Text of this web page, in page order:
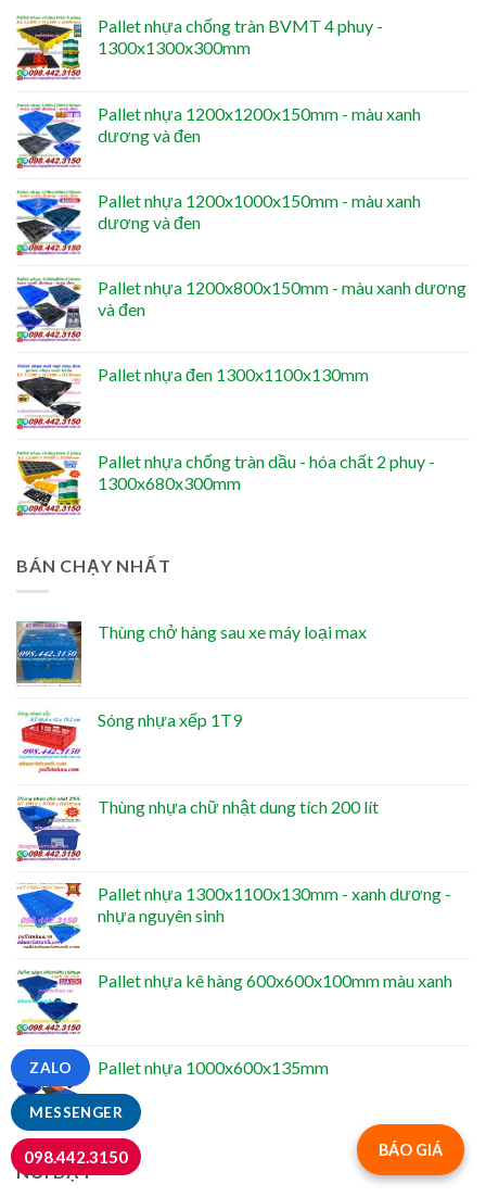
Pallet nhựa chống tràn BVMT 4 phuy -
1300x1300x300mm
Pallet nhựa 1200x1200x150mm - màu xanh
dương và đen
Pallet nhựa 1200x1000x150mm - màu xanh
dương và đen
Pallet nhựa 1200x800x150mm - màu xanh dương
và đen
Pallet nhựa đen 1300x1100x130mm
Pallet nhựa chống tràn dầu - hóa chất 2 phuy -
1300x680x300mm
BÁN CHẠY NHẤT
Thùng chở hàng sau xe máy loại max
Sóng nhựa xếp 1T9
Thùng nhựa chữ nhật dung tích 200 lít
Pallet nhựa 1300x1100x130mm - xanh dương -
nhựa nguyên sinh
Pallet nhựa kê hàng 600x600x100mm màu xanh
Pallet nhựa 1000x600x135mm
NỔI BẬT
BÁO GIÁ
MESSENGER
ZALO
098.442.3150